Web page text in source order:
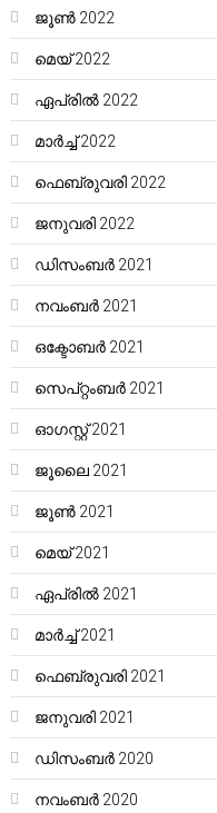
ജൂൺ 2022
മെയ്‌ 2022
ഏപ്രിൽ 2022
മാർച്ച്‌ 2022
ഫെബ്രുവരി 2022
ജനുവരി 2022
ഡിസംബർ 2021
നവംബർ 2021
ഒക്ടോബർ 2021
സെപ്റ്റംബർ 2021
ഓഗസ്റ്റ്‌ 2021
ജൂലൈ 2021
ജൂൺ 2021
മെയ്‌ 2021
ഏപ്രിൽ 2021
മാർച്ച്‌ 2021
ഫെബ്രുവരി 2021
ജനുവരി 2021
ഡിസംബർ 2020
നവംബർ 2020